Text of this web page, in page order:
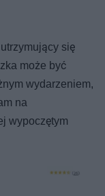
się
może być
wydarzeniem,
na
wypoczętym